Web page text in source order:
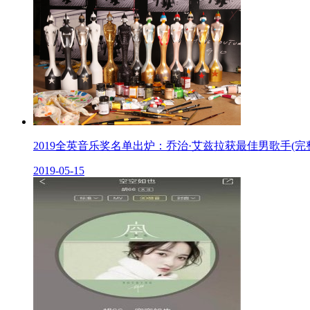
2019全英音乐奖名单出炉：乔治·艾兹拉获最佳男歌手(完
2019-05-15